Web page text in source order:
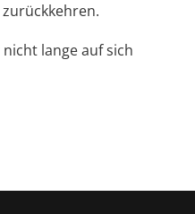
lange auf sich